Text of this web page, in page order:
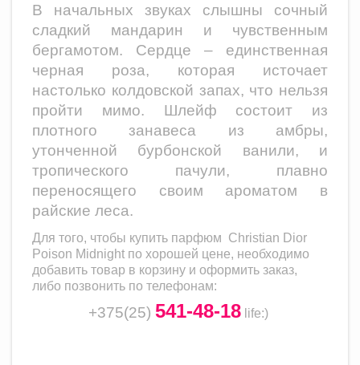
В начальных звуках слышны сочный
сладкий мандарин и чувственным
бергамотом. Сердце – единственная
черная роза, которая источает
настолько колдовской запах, что нельзя
пройти мимо. Шлейф состоит из
плотного занавеса из амбры,
утонченной бурбонской ванили, и
тропического пачули, плавно
переносящего своим ароматом в
райские леса.
Для того, чтобы купить парфюм Christian Dior
Poison Midnight по хорошей цене, необходимо
добавить товар в корзину и оформить заказ,
либо позвонить по телефонам:
+375(25) 541-48-18 life:)